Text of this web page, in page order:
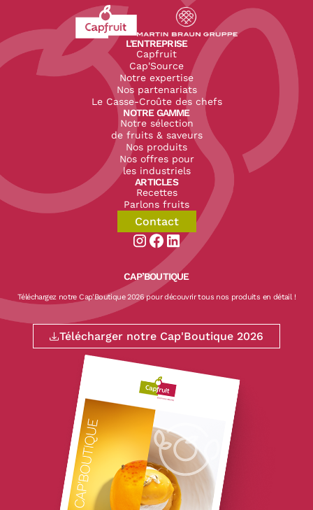
Revenir à l'accueil du site CapFruit.com
Voir le site du groupe
L'ENTREPRISE
Capfruit
Cap'Source
Notre expertise
Nos partenariats
Le Casse-Croûte des chefs
NOTRE GAMME
Notre sélection
de fruits & saveurs
Nos produits
Nos offres pour
les industriels
ARTICLES
Recettes
Parlons fruits
Contact
Aller sur la page instagram de
Aller sur la page facebook de
Aller sur la page linkedin de
CAP’BOUTIQUE
Téléchargez notre Cap'Boutique 2026 pour découvrir tous nos produits en détail !
Télécharger notre Cap'Boutique 2026